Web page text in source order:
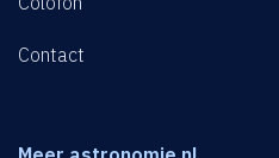
Contact